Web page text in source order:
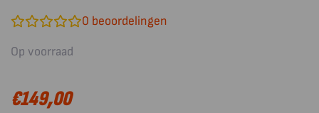
0 beoordelingen
Op voorraad
€149,00